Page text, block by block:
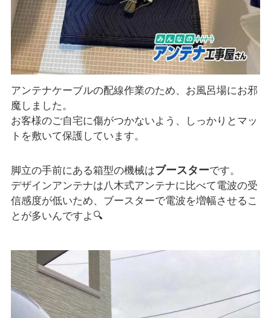
アンテナケーブルの配線作業のため、お風呂場にお邪
魔しました。
お客様のご自宅に傷がつかないよう、しっかりとマッ
トを敷いて保護しています。
脚立の手前にある箱型の機械はブースターです。
デザインアンテナは八木式アンテナに比べて電波の受
信感度が低いため、ブースターで電波を増幅させるこ
とが多いんですよ🔍